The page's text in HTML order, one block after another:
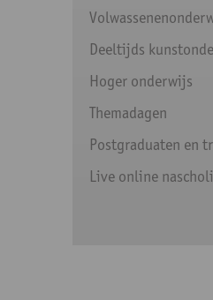
Deeltijds
Hoger onderwijs
Themadagen
Postgraduaten en
Live online